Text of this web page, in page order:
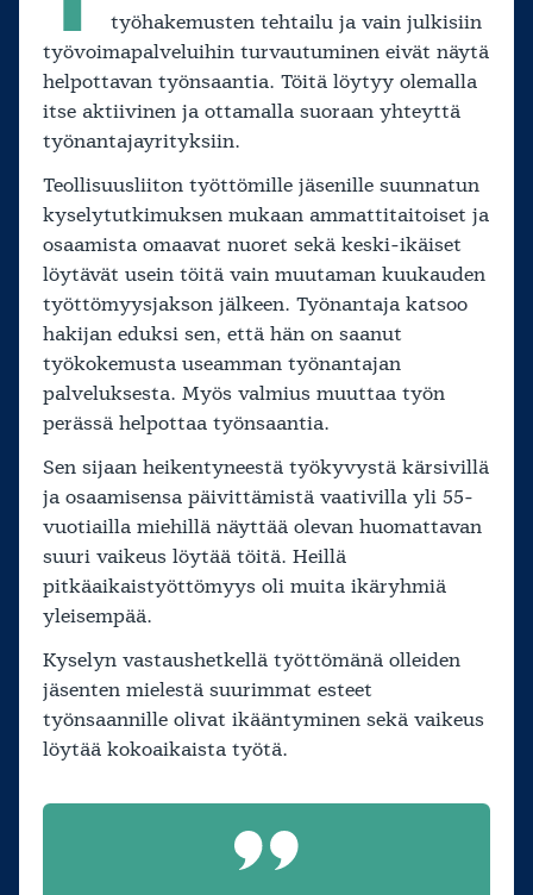
oman aktiivisuuden ja omien verkostojen
kautta.
Työnsaanti julkisten työvoimapalveluiden
kautta arvioitiin heikoksi.
työhakemusten tehtailu ja vain julkisiin
työvoimapalveluihin turvautuminen eivät näytä
helpottavan työnsaantia. Töitä löytyy olemalla
itse aktiivinen ja ottamalla suoraan yhteyttä
työnantajayrityksiin.
Teollisuusliiton työttömille jäsenille suunnatun
kyselytutkimuksen mukaan ammattitaitoiset ja
osaamista omaavat nuoret sekä keski-ikäiset
löytävät usein töitä vain muutaman kuukauden
työttömyysjakson jälkeen. Työnantaja katsoo
hakijan eduksi sen, että hän on saanut
työkokemusta useamman työnantajan
palveluksesta. Myös valmius muuttaa työn
perässä helpottaa työnsaantia.
Sen sijaan heikentyneestä työkyvystä kärsivillä
ja osaamisensa päivittämistä vaativilla yli 55-
vuotiailla miehillä näyttää olevan huomattavan
suuri vaikeus löytää töitä. Heillä
pitkäaikaistyöttömyys oli muita ikäryhmiä
yleisempää.
Kyselyn vastaushetkellä työttömänä olleiden
jäsenten mielestä suurimmat esteet
työnsaannille olivat ikääntyminen sekä vaikeus
löytää kokoaikaista työtä.